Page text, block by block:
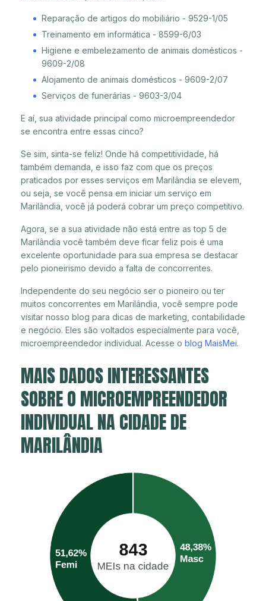
Reparação de artigos do mobiliário - 9529-1/05
Treinamento em informática - 8599-6/03
Higiene e embelezamento de animais domésticos -
9609-2/08
Alojamento de animais domésticos - 9609-2/07
Serviços de funerárias - 9603-3/04
E aí, sua atividade principal como microempreendedor
se encontra entre essas cinco?
Se sim, sinta-se feliz! Onde há competitividade, há
também demanda, e isso faz com que os preços
praticados por esses serviços em Marilândia se elevem,
ou seja, se você pensa em iniciar um serviço em
Marilândia, você já poderá cobrar um preço competitivo.
Agora, se a sua atividade não está entre as top 5 de
Marilândia você também deve ficar feliz pois é uma
excelente oportunidade para sua empresa se destacar
pelo pioneirismo devido a falta de concorrentes.
Independente do seu negócio ser o pioneiro ou ter
muitos concorrentes em Marilândia, você sempre pode
visitar nosso blog para dicas de marketing, contabilidade
e negócio. Eles são voltados especialmente para você,
microempreendedor individual. Acesse o blog MaisMei.
MAIS DADOS INTERESSANTES
SOBRE O MICROEMPREENDEDOR
INDIVIDUAL NA CIDADE DE
MARILÂNDIA